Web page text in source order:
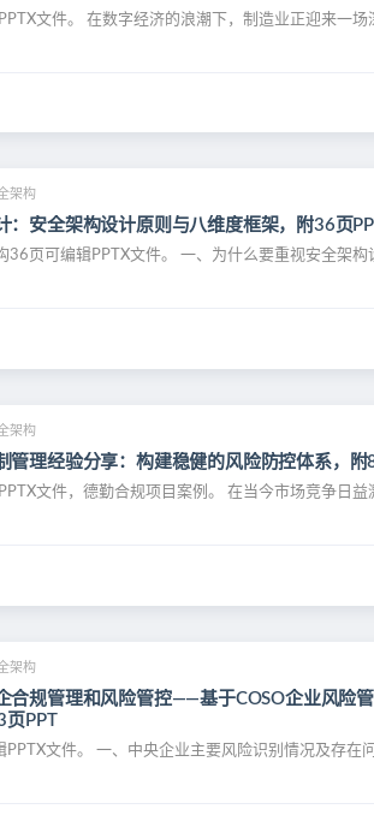
文件。 在数字经济的浪潮下，制造业正迎来一场
架构
：安全架构设计原则与八维度框架，附36页
36页可编辑PPTX文件。 一、为什么要重视安全架构
架构
管理经验分享：构建稳健的风险防控体系，附
文件，德勤合规项目案例。 在当今市场竞争日益
架构
合规管理和风险管控——基于COSO企业风险
页PPT
PPTX文件。 一、中央企业主要风险识别情况及存在